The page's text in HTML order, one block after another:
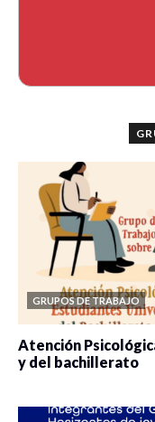
GRUPOS DE TRABAJO
Atención
y del bachillerato